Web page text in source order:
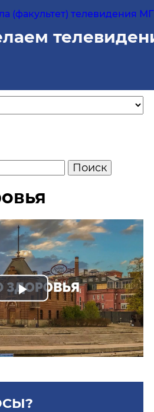
(факультет) телевидения
Play
Video